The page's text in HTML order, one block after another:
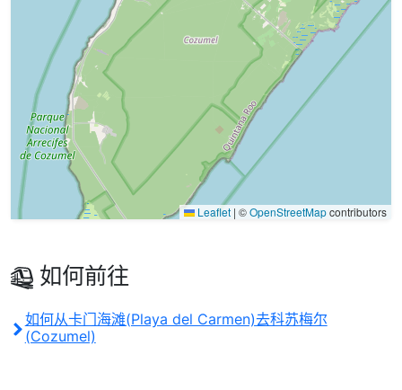
Leaflet | ©OpenStreetMapcontributors
如何前往
如何从卡门海滩(Playa del Carmen)去科苏梅尔
(Cozumel)